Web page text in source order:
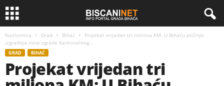
Naslovnica Grad Bihać
Projekat vrijedan tri miliona KM: U Bihaću počinje
izgradnja nove zgrade Kantonalnog...
GRAD BIHAĆ
Projekat vrijedan tri